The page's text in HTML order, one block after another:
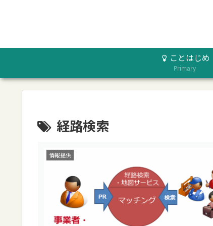
ことはじめ
Primary
経路検索
情報提供